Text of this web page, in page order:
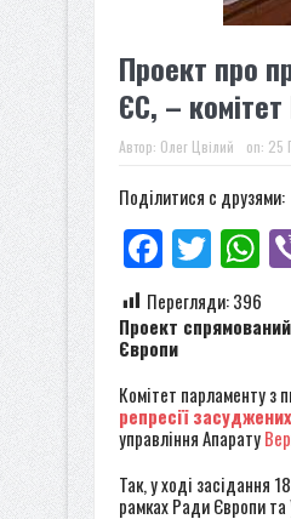
Проект про
ЄС, –
Автор: Олег Цвілий on: 25
Поділитися с друзями:
Facebook
Перегляди: 396
Проект
Європи
Комітет парламенту з
репресії засуджених
управління Апарату
Так, у ході засідання
рамках Ради Європи та